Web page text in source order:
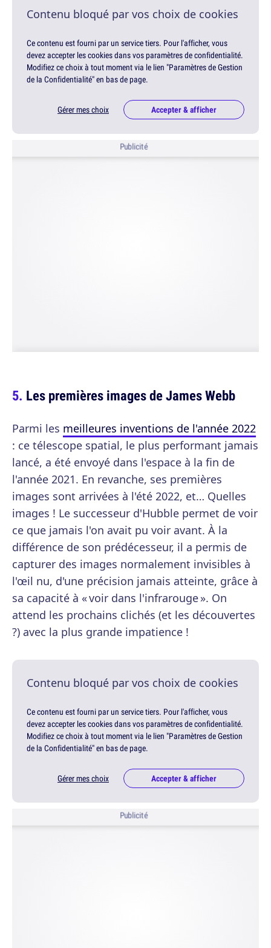
Contenu bloqué par vos choix de cookies
Ce contenu est fourni par un service tiers. Pour l'afficher, vous
devez accepter les cookies dans vos paramètres de confidentialité.
Modifiez ce choix à tout moment via le lien "Paramètres de Gestion
de la Confidentialité" en bas de page.
Gérer mes choix Accepter & afficher
Publicité
Les premières images de James Webb
Parmi les meilleures inventions de l'année 2022
: ce télescope spatial, le plus performant jamais
lancé, a été envoyé dans l'espace à la fin de
l'année 2021. En revanche, ses premières
images sont arrivées à l'été 2022, et… Quelles
images ! Le successeur d'Hubble permet de voir
ce que jamais l'on avait pu voir avant. À la
différence de son prédécesseur, il a permis de
capturer des images normalement invisibles à
l'œil nu, d'une précision jamais atteinte, grâce à
sa capacité à « voir dans l'infrarouge ». On
attend les prochains clichés (et les découvertes
?) avec la plus grande impatience !
Contenu bloqué par vos choix de cookies
Ce contenu est fourni par un service tiers. Pour l'afficher, vous
devez accepter les cookies dans vos paramètres de confidentialité.
Modifiez ce choix à tout moment via le lien "Paramètres de Gestion
de la Confidentialité" en bas de page.
Gérer mes choix Accepter & afficher
Publicité